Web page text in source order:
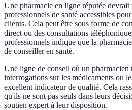
Une pharmacie en ligne réputée
professionnels de santé accessibles
clients. Cela peut être sous forme de
direct ou des consultations
professionnels indique que la
de conseiller en santé.
Une ligne de conseil où un pharmacien
interrogations sur les médicaments ou
excellent indicateur de qualité. Cela
qu'ils ne sont pas seuls dans leurs
soutien expert à leur disposition.